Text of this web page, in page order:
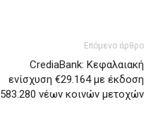
Επόμενο άρθρο
CrediaBank: Κεφαλαιακή
ενίσχυση €29.164 με έκδοση
583.280 νέων κοινών μετοχών